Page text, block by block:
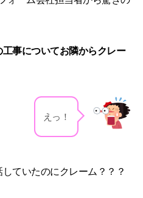
工事についてお隣からクレー
えっ！
ていたのにクレーム？？？